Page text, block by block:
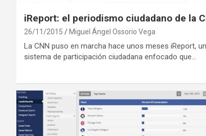
iReport: el periodismo ciudadano de la
26/11/2015 Miguel Ángel Ossorio Vega
La CNN puso en marcha hace unos meses iReport, un
sistema de participación ciudadana enfocado que…